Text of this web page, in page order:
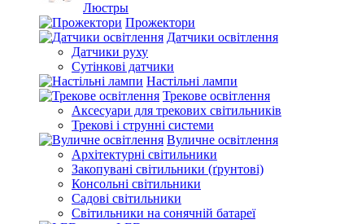
Люстры
Прожектори
Датчики освітлення
Датчики руху
Сутінкові датчики
Настільні лампи
Трекове освітлення
Аксесуари для трекових світильників
Трекові і струнні системи
Вуличне освітлення
Архітектурні світильники
Закопувані світильники (ґрунтові)
Консольні світильники
Садові світильники
Світильники на сонячній батареї